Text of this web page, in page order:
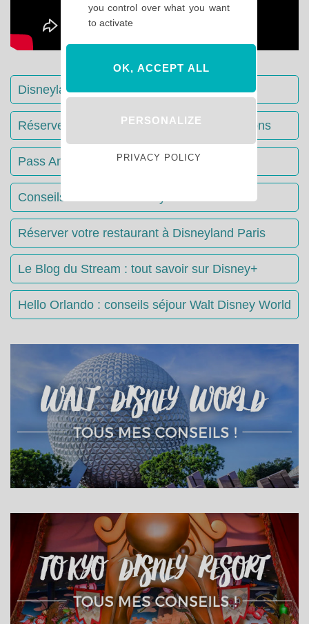
Disneyland Paris : Le guide complet
Réserver votre séjour : toutes les informations
Pass Annuels Disney : informations
Conseils & Astuces Disneyland Paris
Réserver votre restaurant à Disneyland Paris
Le Blog du Stream : tout savoir sur Disney+
Hello Orlando : conseils séjour Walt Disney World
you control over what you want
to activate
OK, ACCEPT ALL
PERSONALIZE
PRIVACY POLICY